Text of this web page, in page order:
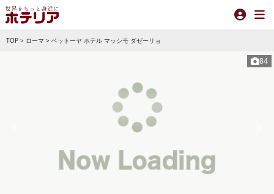
TOP > ローマ > ベットーヤ ホテル マッシモ ダゼーリョ
84